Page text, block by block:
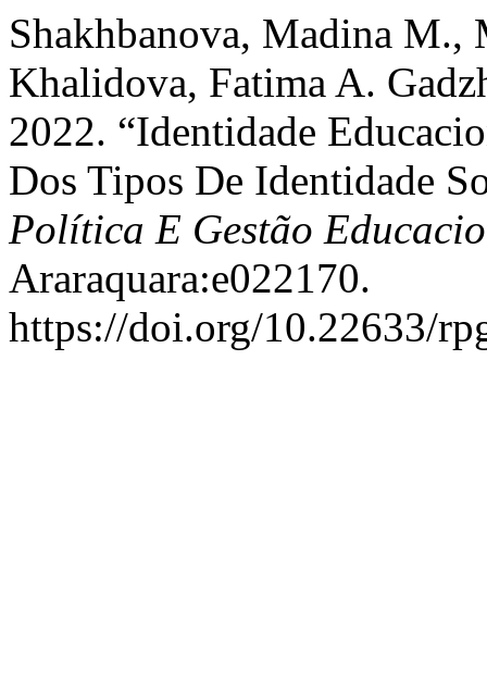
Shakhbanova, Madina M.,
Khalidova, Fatima A.
2022. “Identidade
Dos Tipos De Identidade
Política E Gestão
Araraquara:e022170.
https://doi.org/10.22633/